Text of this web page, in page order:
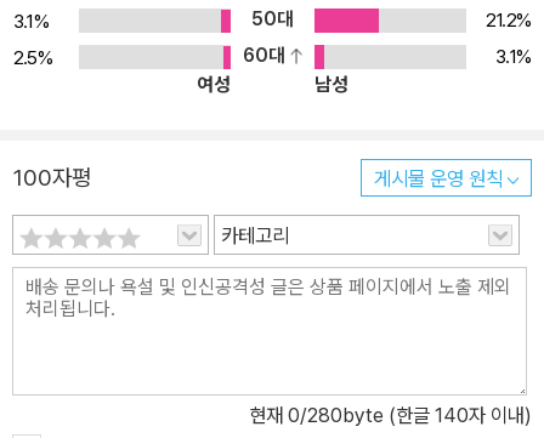
3.1%
50대
21.2%
2.5%
60대
3.1%
여성
남성
100자평 게시물 운영 원칙
카테고리
현재 0/280byte (한글 140자 이내)